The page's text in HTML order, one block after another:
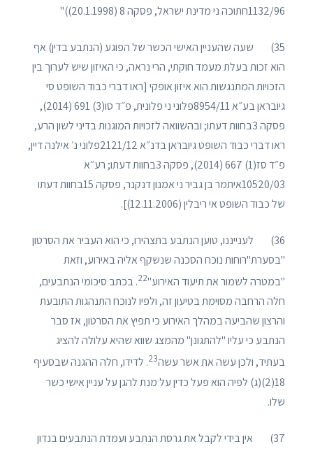
1132/96חתוכה ני מדינת ישראל, פסקה 8 (20.1.1998))"
35) שעה שהעניין האישי הכשר של הפוגע (הנתבע בדין) אף
הוא זכות בעלת מעמד חוקתי, הרי נראה, כי האיזון שיש לערוך בין
הזכויות המתנגשות הוא איזון אופקי [ראו דברי כבוד השופט סי
גיובראן בע״א 8954/11פלוני ני פלונית, פ״ד סו(3) 691 (2014),
פסקה 3בחוות דעתו; ובהשוואה לזכויות המוגנות בדיני לשון הרע,
ראו דברי כבוד השופט גיובראן בדנ״א 2121/12פלוני נ׳ אילנה דיין,
פ״ד סז(1) 667 (2014), פסקה 3בחוות דעתו; רע״א
10520/03איתמר בן גביר ני אמנון דנקנר, פסקה 15בחוות דעתו
של כבוד השופט אי ריבלין (12.11.2006)].
36) לענייננו, טוען הנתבע בתצהירו, כי הוא העביר את הסרטון
"בסערת"רוחות נוכח הסכנה שנשקף אליה באירוע, וזאת
"במטרה לשמור את תיעוד האירוע"22. בכתב סיכומי הנתבעים,
חלה הרחבה מסוימת בטיעון זה, ולפיו לנוכח התנהגות התובעת
והרצון שהביעה במהלך האירוע כי תפיץ את הסרטון, אז סבר
הנתבע כי עליו "להתגונן" מהמצג שווא שהיא עלולה להציג
בעתיד, ולכן עשה את אשר עשה23. לדידו, חלה ההגנה שבסעיף
18(2)(ג) לפיה הוא פעל כדין על מנת להגן על עניין אישי כשר
שלו.
37) אין בידי לקבל את גרסת הנתבע ועמדת הנתבעים בנדון